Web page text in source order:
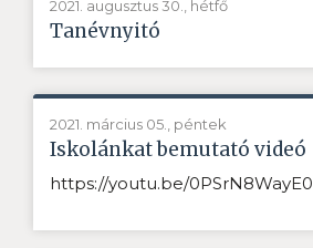
2021. augusztus 30., hétfő
Tanévnyitó
2021. március 05., péntek
Iskolánkat bemutató videó
https://youtu.be/0PSrN8WayE0